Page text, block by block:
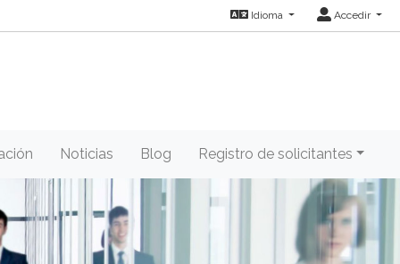
Idioma Accedir
Noticias Blog Registro de solicitantes